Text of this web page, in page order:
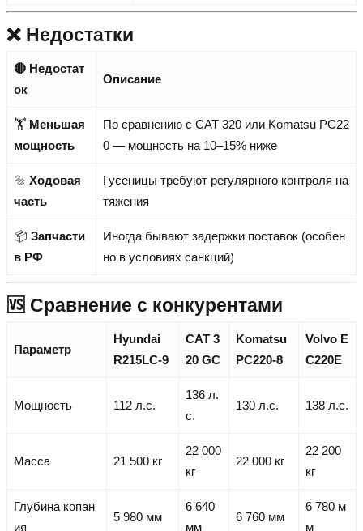
❌ Недостатки
🔴 Недостат
ок
Описание
🏋️ Меньшая
мощность
По сравнению с CAT 320 или Komatsu PC22
0 — мощность на 10–15% ниже
🔩 Ходовая
часть
Гусеницы требуют регулярного контроля на
тяжения
📦 Запчасти
в РФ
Иногда бывают задержки поставок (особен
но в условиях санкций)
🆚 Сравнение с конкурентами
Параметр
Hyundai
R215LC-9
CAT 3
20 GC
Komatsu
PC220-8
Volvo E
C220E
Мощность 112 л.с.
136 л.
с.
130 л.с. 138 л.с.
Масса 21 500 кг
22 000
кг
22 000 кг
22 200
кг
Глубина копан
ия
5 980 мм
6 640
мм
6 760 мм
6 780 м
м